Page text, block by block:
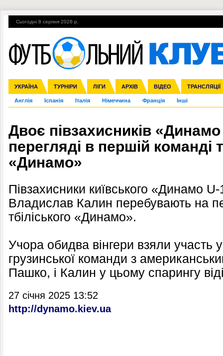
Сьогодні 8 серпня 2026 р.
УКРАЇНА ТУРНІРИ ЛІГИ АРХІВ ВІДЕО ТРАНСЛЯЦІЇ
Збірна Прем'єр-ліга Перша ліга Друга ліга Кубок України
Ліга чемпіонів Ліга Європи Міжнародні Ліга націй Ліга
Англія Іспанія Італія Німеччина Франція Інші
ЧС-2014 ЄВРО-2016 Росія Кубок конфедерацій ЧЄ-2015 (U-
Гарячі теми УПЛ, 2-й тур ВІЙНА УПЛ-ПЕРЕХОДИ
Двоє півзахисників
перегляді в першій команді
«Динамо»
Півзахисники київського «Динамо
Владислав Калин перебувають на
тбіліського «Динамо».
Учора обидва вінгери взяли участь
грузинської команди з
Пашко, і Калин у цьому спарингу
27 січня 2025 13:52
http://dynamo.kiev.ua